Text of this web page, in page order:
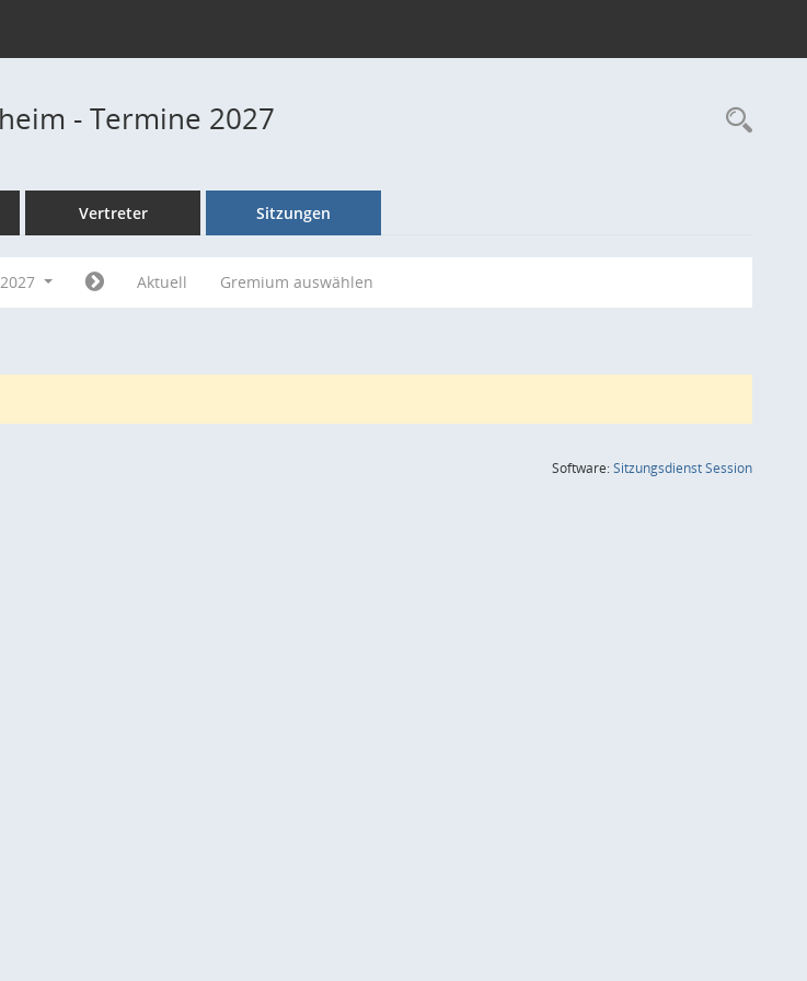
- Termine 2027
Vertreter Sitzungen
2027 Aktuell Gremium auswählen
Software:SitzungsdienstSession(Wird in